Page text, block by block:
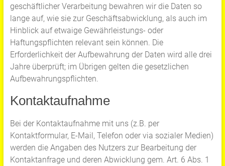
geschäftlicher Verarbeitung bewahren wir die Daten so
lange auf, wie sie zur Geschäftsabwicklung, als auch im
Hinblick auf etwaige Gewährleistungs- oder
Haftungspflichten relevant sein können. Die
Erforderlichkeit der Aufbewahrung der Daten wird alle drei
Jahre überprüft; im Übrigen gelten die gesetzlichen
Aufbewahrungspflichten.
Kontaktaufnahme
Bei der Kontaktaufnahme mit uns (z.B. per
Kontaktformular, E-Mail, Telefon oder via sozialer Medien)
werden die Angaben des Nutzers zur Bearbeitung der
Kontaktanfrage und deren Abwicklung gem. Art. 6 Abs. 1